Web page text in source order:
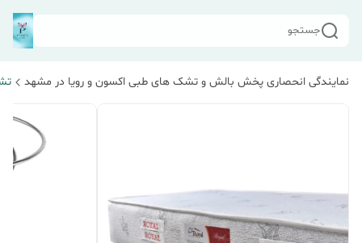
جستجو
نمایندگی انحصاری پخش بالش و تشک های طبی اکسون و رویا در مشهد